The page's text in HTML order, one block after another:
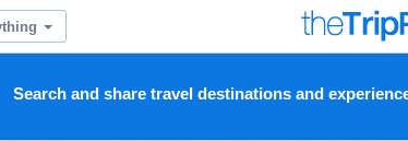
Search and share travel destinations and